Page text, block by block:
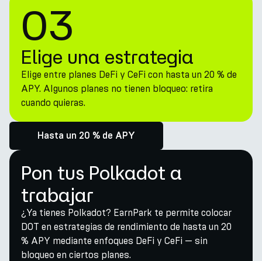
03
Elige una estrategia
Elige entre planes DeFi y CeFi con hasta un 20 % de
APY. Algunos planes no tienen bloqueo: retira
cuando quieras.
Hasta un 20 % de APY
Pon tus Polkadot a
trabajar
¿Ya tienes Polkadot? EarnPark te permite colocar
DOT en estrategias de rendimiento de hasta un 20
% APY mediante enfoques DeFi y CeFi — sin
bloqueo en ciertos planes.